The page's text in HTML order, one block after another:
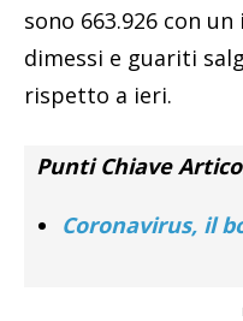
sono 663.926 con
dimessi e guariti
rispetto a ieri.
Punti Chiave
Coronavirus, il